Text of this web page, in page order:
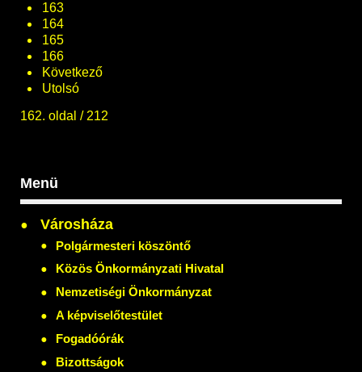
163
164
165
166
Következő
Utolsó
162. oldal / 212
Menü
Városháza
Polgármesteri köszöntő
Közös Önkormányzati Hivatal
Nemzetiségi Önkormányzat
A képviselőtestület
Fogadóórák
Bizottságok